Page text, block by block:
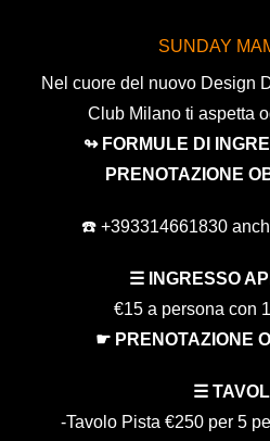
SUNDAY
Nel cuore del nuovo Design
Club Milano ti aspetta
↬ FORMULE DI
PRENOTAZIONE
☎️ +393314661830
☰ INGRESSO
€15 a persona con
☛ PRENOTAZIONE
☰
-Tavolo Pista €250 per 5